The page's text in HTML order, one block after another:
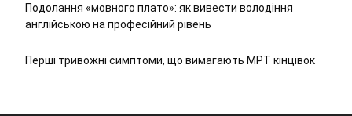
Подолання «мовного плато»: як вивести володіння
англійською на професійний рівень
Перші тривожні симптоми, що вимагають МРТ кінцівок